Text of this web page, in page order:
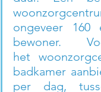
ongeveer
bewoner.
het
badkamer
per dag,